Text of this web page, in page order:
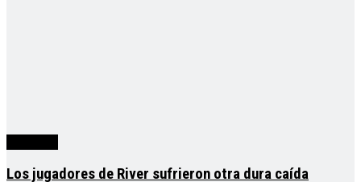
Los jugadores de River sufrieron otra dura caída